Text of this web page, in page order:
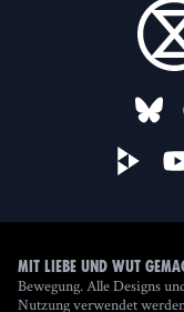
Mit Liebe und Wut
Bewegung. Alle Designs
Nutzung verwendet